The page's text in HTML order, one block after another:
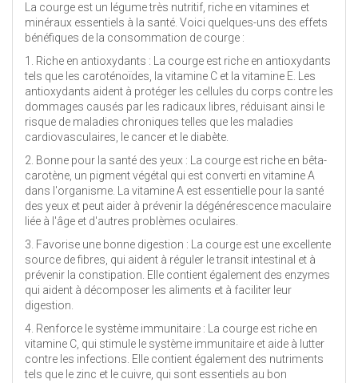
La courge est un légume très nutritif, riche en vitamines et
minéraux essentiels à la santé. Voici quelques-uns des effets
bénéfiques de la consommation de courge :
1. Riche en antioxydants : La courge est riche en antioxydants
tels que les caroténoïdes, la vitamine C et la vitamine E. Les
antioxydants aident à protéger les cellules du corps contre les
dommages causés par les radicaux libres, réduisant ainsi le
risque de maladies chroniques telles que les maladies
cardiovasculaires, le cancer et le diabète.
2. Bonne pour la santé des yeux : La courge est riche en bêta-
carotène, un pigment végétal qui est converti en vitamine A
dans l'organisme. La vitamine A est essentielle pour la santé
des yeux et peut aider à prévenir la dégénérescence maculaire
liée à l'âge et d'autres problèmes oculaires.
3. Favorise une bonne digestion : La courge est une excellente
source de fibres, qui aident à réguler le transit intestinal et à
prévenir la constipation. Elle contient également des enzymes
qui aident à décomposer les aliments et à faciliter leur
digestion.
4. Renforce le système immunitaire : La courge est riche en
vitamine C, qui stimule le système immunitaire et aide à lutter
contre les infections. Elle contient également des nutriments
tels que le zinc et le cuivre, qui sont essentiels au bon